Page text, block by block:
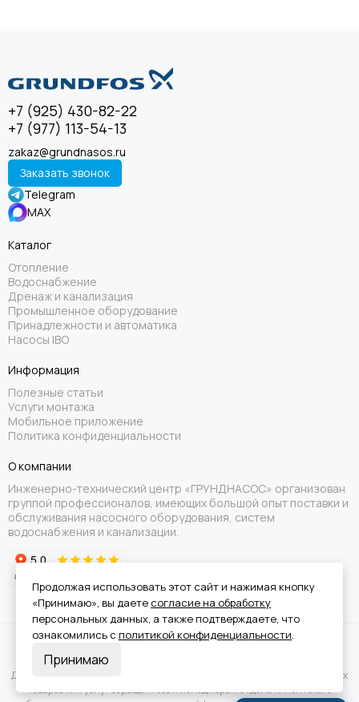
+7 (925) 430-82-22
+7 (977) 113-54-13
zakaz@grundnasos.ru
Заказать звонок
Telegram
MAX
Каталог
Отопление
Водоснабжение
Дренаж и канализация
Промышленное оборудование
Принадлежности и автоматика
Насосы IBO
Информация
Полезные статьи
Услуги монтажа
Мобильное приложение
Политика конфиденциальности
О компании
Инженерно-технический центр «ГРУНДНАСОС» организован
группой профессионалов, имеющих большой опыт поставки и
обслуживания насосного оборудования, систем
водоснабжения и канализации.
Для получения подробной информации о наличии и стоимости указанных
товаров или услуг обращайтесь к менеджерам отдела клиентского
Продолжая использовать этот сайт и нажимая кнопку
«Принимаю», вы даете согласие на обработку
персональных данных, а также подтверждаете, что
ознакомились с политикой конфиденциальности.
Принимаю